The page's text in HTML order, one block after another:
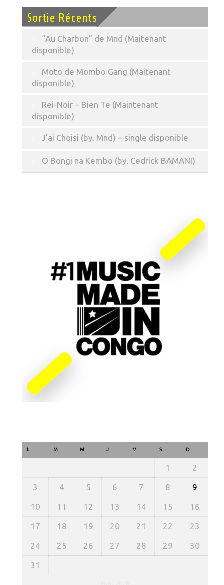
Sortie Récents
“Au Charbon” de Mnd (Maitenant
disponible)
Moto de Mombo Gang (Maitenant
disponible)
Rei-Noir – Bien Te (Maintenant
disponible)
J’ai Choisi (by. Mnd) – single disponible
O Bongi na Kembo (by. Cedrick BAMANI)
L M M J V S D
1 2
3 4 5 6 7 8 9
10 11 12 13 14 15 16
17 18 19 20 21 22 23
24 25 26 27 28 29 30
31